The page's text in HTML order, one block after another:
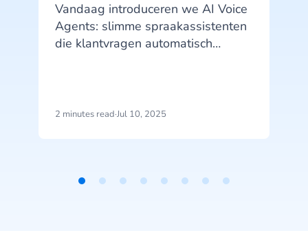
Vandaag introduceren we AI Voice
Agents: slimme spraakassistenten
die klantvragen automatisch
Agentic AI-platform HALO. Met
natuurlijke wijze afhandelen.
2 minutes read·Jul 10, 2025